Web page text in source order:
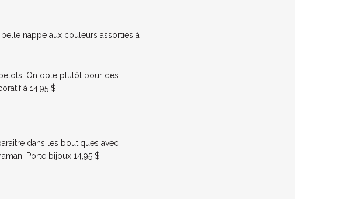
nappe aux couleurs assorties à
On opte plutôt pour des
à 14,95 $
dans les boutiques avec
Porte bijoux 14,95 $